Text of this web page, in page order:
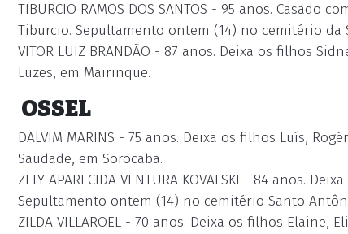
TIBURCIO RAMOS DOS SANTOS - 95 anos.
Tiburcio. Sepultamento ontem (14) no cemitério da
VITOR LUIZ BRANDÃO - 87 anos. Deixa os filhos
Luzes, em Mairinque.
OSSEL
DALVIM MARINS - 75 anos. Deixa os filhos Luís,
Saudade, em Sorocaba.
ZELY APARECIDA VENTURA KOVALSKI - 84 anos.
Sepultamento ontem (14) no cemitério Santo
ZILDA VILLAROEL - 70 anos. Deixa os filhos Elaine,